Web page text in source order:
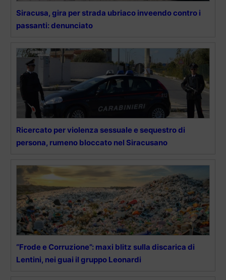
Siracusa, gira per strada ubriaco inveendo contro i
passanti: denunciato
Ricercato per violenza sessuale e sequestro di
persona, rumeno bloccato nel Siracusano
“Frode e Corruzione”: maxi blitz sulla discarica di
Lentini, nei guai il gruppo Leonardi